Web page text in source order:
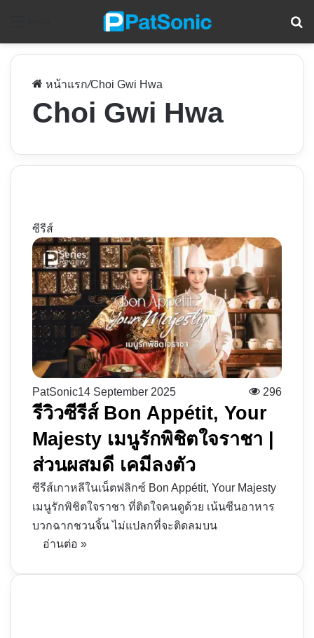
หน้าแรก/Choi Gwi Hwa
Choi Gwi Hwa
ซีรีส์
PatSonic14 September 2025 296
รีวิวซีรีส์ Bon Appétit, Your
Majesty เมนูรักพิชิตใจราชา |
ส่วนผสมดี เคมีลงตัว
ซีรีส์เกาหลีในเน็ตฟลิกซ์ Bon Appétit, Your Majesty
เมนูรักพิชิตใจราชา ที่ติดใจคนดูด้วย เน้นซีนอาหาร
บวกฉากชวนจิ้น ไม่แปลกที่จะติดลมบน
อ่านต่อ »